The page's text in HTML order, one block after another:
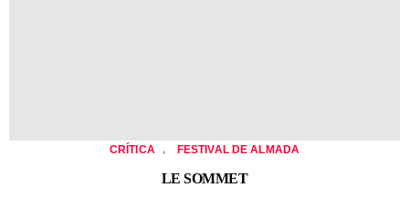
CRÍTICA , FESTIVAL DE ALMADA
LE SOMMET